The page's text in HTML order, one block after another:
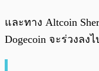
และทาง Altcoin
Dogecoin จะร่วงลง